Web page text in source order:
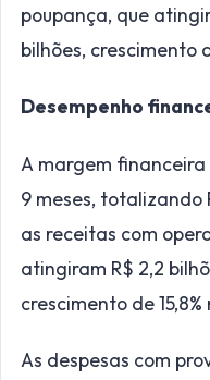
poupança, que
bilhões, crescimento
Desempenho
A margem financeira
9 meses, totalizando
as receitas com
atingiram R$ 2,2
crescimento de
As despesas com